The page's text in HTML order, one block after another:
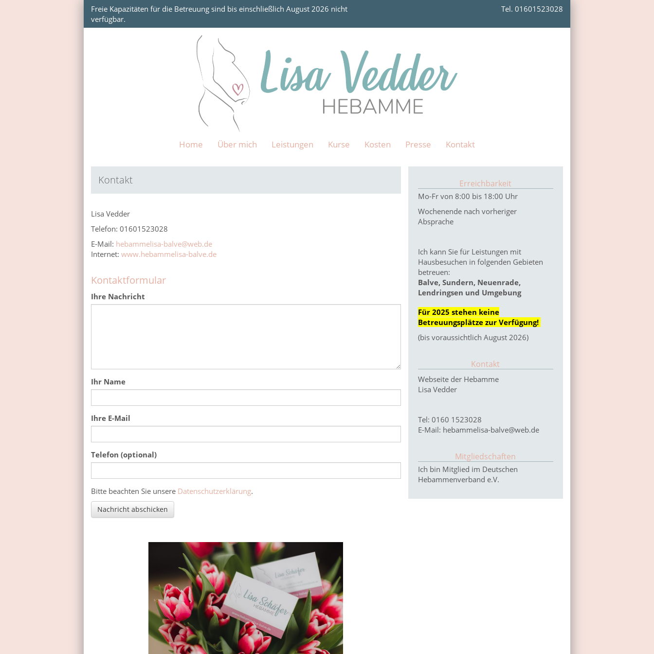
Freie Kapazitäten für die Betreuung sind bis einschließlich August 2026 nicht
verfügbar.
Tel. 01601523028
Home Über mich Leistungen Kurse Kosten Presse Kontakt
Kontakt
Lisa Vedder
Telefon: 01601523028
E-Mail: hebammelisa-balve@web.de
Internet: www.hebammelisa-balve.de
Kontaktformular
Ihre Nachricht
Ihr Name
Ihre E-Mail
Telefon (optional)
Was ist eins plus drei?
Bitte beachten Sie unsere Datenschutzerklärung.
Nachricht abschicken
Erreichbarkeit
Mo-Fr von 8:00 bis 18:00 Uhr
Wochenende nach vorheriger
Absprache
Ich kann Sie für Leistungen mit
Hausbesuchen in folgenden Gebieten
betreuen:
Balve, Sundern, Neuenrade,
Lendringsen und Umgebung
Für 2025 stehen keine
Betreuungsplätze zur Verfügung!
(bis voraussichtlich August 2026)
Kontakt
Webseite der Hebamme
Lisa Vedder
Tel: 0160 1523028
E-Mail: hebammelisa-balve@web.de
Mitgliedschaften
Ich bin Mitglied im Deutschen
Hebammenverband e.V.